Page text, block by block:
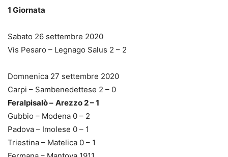
1 Giornata
Sabato 26 settembre 2020
Vis Pesaro – Legnago Salus 2 – 2
Domnenica 27 settembre 2020
Carpi – Sambenedettese 2 – 0
Feralpisalò – Arezzo 2 – 1
Gubbio – Modena 0 – 2
Padova – Imolese 0 – 1
Triestina – Matelica 0 – 1